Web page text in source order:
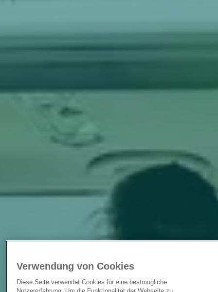
Verwendung von Cookies
Diese Seite verwendet Cookies für eine bestmögliche